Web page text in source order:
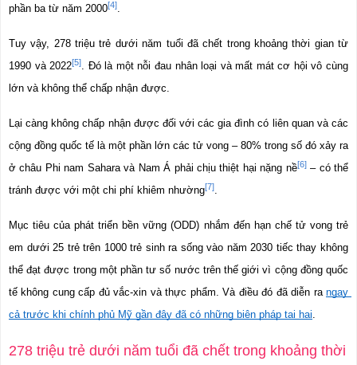
phần ba từ năm 2000[4]
Tuy vậy, 278 triệu trẻ dưới năm tuổi đã chết trong khoảng thời gian từ
1990 và 2022[5]
. Đó là một nỗi đau nhân loại và mất mát cơ hội vô cùng
lớn và không thể chấp nhận được.
Lại càng không chấp nhận được đối với các gia đình có liên quan và các
cộng đồng quốc tế là một phần lớn các tử vong – 80% trong số đó xảy ra
ở châu Phi nam Sahara và Nam Á phải chịu thiệt hại nặng nề[6] – có thể
tránh được với một chi phí khiêm nhường[7]
Mục tiêu của phát triển bền vững (ODD) nhắm đến hạn chế tử vong trẻ
em dưới 25 trẻ trên 1000 trẻ sinh ra sống vào năm 2030 tiếc thay không
thể đạt được trong một phần tư số nước trên thế giới vì cộng đồng quốc
tế không cung cấp đủ vắc-xin và thực phẩm. Và điều đó đã diễn ra ngay
cả trước khi chính phủ Mỹ gần đây đã có những biện pháp tai hại
278 triệu trẻ dưới năm tuổi đã chết trong khoảng thời